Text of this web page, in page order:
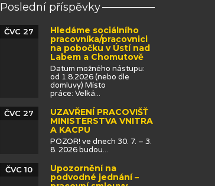
Poslední příspěvky
Hledáme sociálního
pracovníka/pracovnici
na pobočku v Ústí nad
Labem a Chomutově
ČVC 27
Datum možného nástupu:
od 1.8.2026 (nebo dle
domluvy) Místo
práce: Velká...
UZAVŘENÍ PRACOVIŠŤ
MINISTERSTVA VNITRA
A KACPU
ČVC 27
POZOR! ve dnech 30. 7. – 3.
8. 2026 budou...
Upozornění na
podvodné jednání –
ČVC 10